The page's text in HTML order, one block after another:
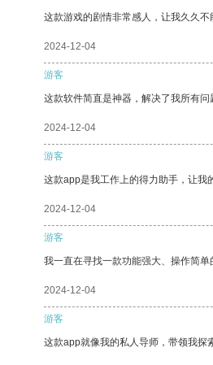
这款游戏的剧情非常感人，让我久久不
2024-12-04
游客
这款软件简直是神器，解决了我所有问
2024-12-04
游客
这款app是我工作上的得力助手，让我
2024-12-04
游客
我一直在寻找一款功能强大、操作简
2024-12-04
游客
这款app就像我的私人导师，带领我探